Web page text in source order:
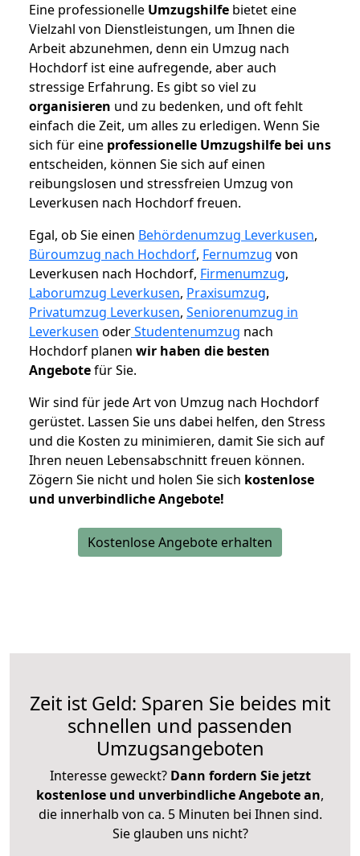
Eine professionelle Umzugshilfe bietet eine
Vielzahl von Dienstleistungen, um Ihnen die
Arbeit abzunehmen, denn ein Umzug nach
Hochdorf ist eine aufregende, aber auch
stressige Erfahrung. Es gibt so viel zu
organisieren und zu bedenken, und oft fehlt
einfach die Zeit, um alles zu erledigen. Wenn Sie
sich für eine professionelle Umzugshilfe bei uns
entscheiden, können Sie sich auf einen
reibungslosen und stressfreien Umzug von
Leverkusen nach Hochdorf freuen.
Egal, ob Sie einen Behördenumzug Leverkusen,
Büroumzug nach Hochdorf, Fernumzug von
Leverkusen nach Hochdorf, Firmenumzug,
Laborumzug Leverkusen, Praxisumzug,
Privatumzug Leverkusen, Seniorenumzug in
Leverkusen oderStudentenumzug nach
Hochdorf planen wir haben die besten
Angebotefür Sie.
Wir sind für jede Art von Umzug nach Hochdorf
gerüstet. Lassen Sie uns dabei helfen, den Stress
und die Kosten zu minimieren, damit Sie sich auf
Ihren neuen Lebensabschnitt freuen können.
Zögern Sie nicht und holen Sie sich kostenlose
und unverbindliche Angebote!
Kostenlose Angebote erhalten
Zeit ist Geld: Sparen Sie beides mit
schnellen und passenden
Umzugsangeboten
Interesse geweckt? Dann fordern Sie jetzt
kostenlose und unverbindliche Angebote an,
die innerhalb von ca. 5 Minuten bei Ihnen sind.
Sie glauben uns nicht?